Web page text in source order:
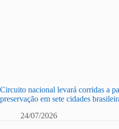
Circuito nacional levará corridas a
preservação em sete cidades
24/07/2026